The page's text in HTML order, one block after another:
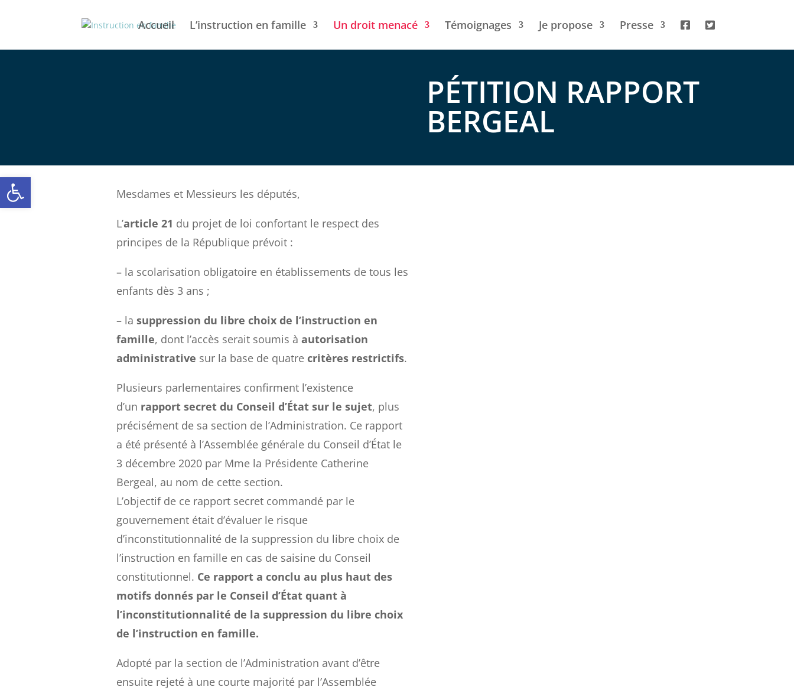
Accueil L’instruction en famille Un droit menacé Témoignages Je propose Presse
PÉTITION RAPPORT
BERGEAL
Mesdames et Messieurs les députés,
L’article 21 du projet de loi confortant le respect des
principes de la République prévoit :
– la scolarisation obligatoire en établissements de tous les
enfants dès 3 ans ;
– la suppression du libre choix de l’instruction en
famille, dont l’accès serait soumis à autorisation
administrative sur la base de quatre critères restrictifs.
Plusieurs parlementaires confirment l’existence
d’un rapport secret du Conseil d’État sur le sujet, plus
précisément de sa section de l’Administration. Ce rapport
a été présenté à l’Assemblée générale du Conseil d’État le
3 décembre 2020 par Mme la Présidente Catherine
Bergeal, au nom de cette section.
L’objectif de ce rapport secret commandé par le
gouvernement était d’évaluer le risque
d’inconstitutionnalité de la suppression du libre choix de
l’instruction en famille en cas de saisine du Conseil
constitutionnel. Ce rapport a conclu au plus haut des
motifs donnés par le Conseil d’État quant à
l’inconstitutionnalité de la suppression du libre choix
de l’instruction en famille.
Adopté par la section de l’Administration avant d’être
ensuite rejeté à une courte majorité par l’Assemblée
Ouvrir la barre d’outils